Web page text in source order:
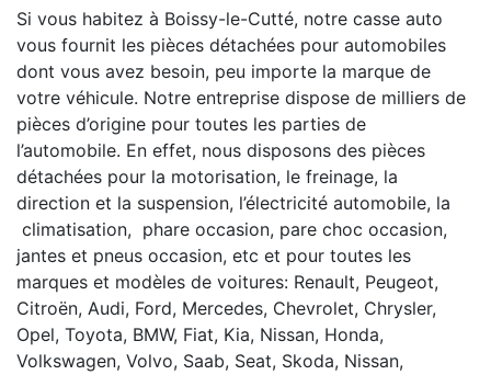
Si vous habitez à Boissy-le-Cutté, notre casse auto
vous fournit les pièces détachées pour automobiles
dont vous avez besoin, peu importe la marque de
votre véhicule. Notre entreprise dispose de milliers de
pièces d’origine pour toutes les parties de
l’automobile. En effet, nous disposons des pièces
détachées pour la motorisation, le freinage, la
direction et la suspension, l’électricité automobile, la
climatisation, phare occasion, pare choc occasion,
jantes et pneus occasion, etc et pour toutes les
marques et modèles de voitures: Renault, Peugeot,
Citroën, Audi, Ford, Mercedes, Chevrolet, Chrysler,
Opel, Toyota, BMW, Fiat, Kia, Nissan, Honda,
Volkswagen, Volvo, Saab, Seat, Skoda, Nissan,